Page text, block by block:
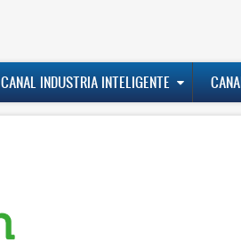
CANAL INDUSTRIA INTELIGENTE